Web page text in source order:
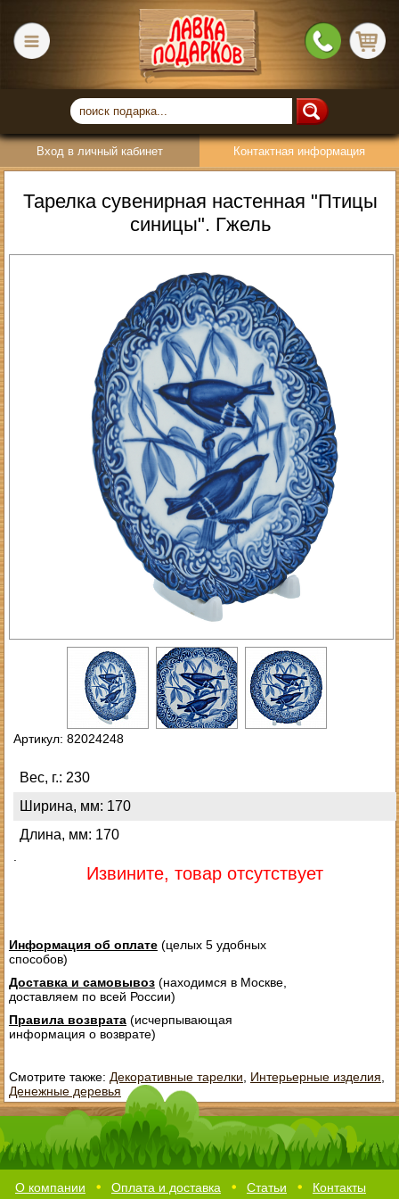
Вход в личный кабинет Контактная информация
Тарелка сувенирная настенная "Птицы
синицы". Гжель
Артикул: 82024248
Вес, г.: 230
Ширина, мм: 170
Длина, мм: 170
Извините, товар отсутствует
Информация об оплате(целых 5 удобных
способов)
Доставка и самовывоз(находимся в Москве,
доставляем по всей России)
Правила возврата(исчерпывающая
информация о возврате)
Смотрите также: Декоративные тарелки Интерьерные изделия
Денежные деревья
О компании Оплата и доставка Статьи Контакты